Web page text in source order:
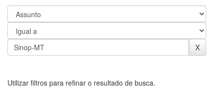
Utilizar filtros para refinar o resultado de busca.